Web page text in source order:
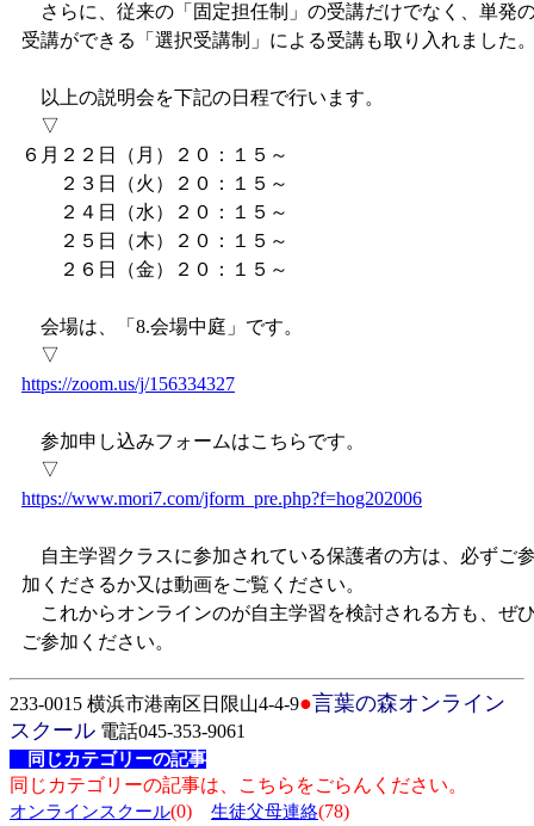
さらに、従来の「固定担任制」の受講だけでなく、単発
受講ができる「選択受講制」による受講も取り入れました
以上の説明会を下記の日程で行います。
▽
６月２２日（月）２０：１５～
２３日（火）２０：１５～
２４日（水）２０：１５～
２５日（木）２０：１５～
２６日（金）２０：１５～
会場は、「8.会場中庭」です。
▽
https://zoom.us/j/156334327
参加申し込みフォームはこちらです。
▽
https://www.mori7.com/jform_pre.php?f=hog202006
自主学習クラスに参加されている保護者の方は、必ずご
加くださるか又は動画をご覧ください。
これからオンラインのが自主学習を検討される方も、ぜ
ご参加ください。
233-0015 横浜市港南区日限山4-4-9●言葉の森オンライン
スクール 電話045-353-9061
同じカテゴリーの記事
同じカテゴリーの記事は、こちらをごらんください。
オンラインスクール(0) 生徒父母連絡(78)